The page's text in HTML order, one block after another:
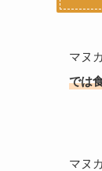
マヌ
では
マヌ